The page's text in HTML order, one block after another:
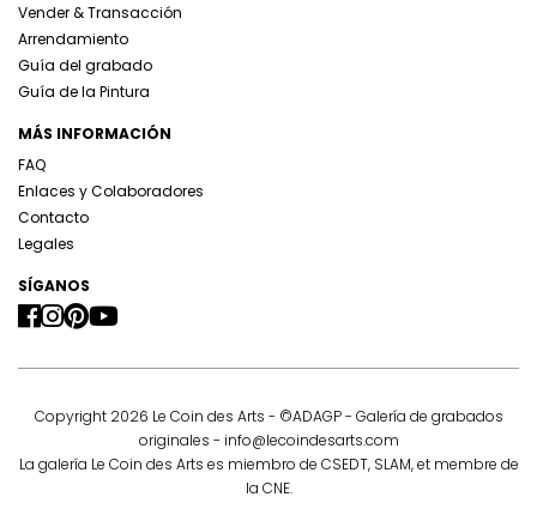
Vender & Transacción
Arrendamiento
Guía del grabado
Guía de la Pintura
MÁS INFORMACIÓN
FAQ
Enlaces y Colaboradores
Contacto
Legales
SÍGANOS
Copyright 2026 Le Coin des Arts - ©ADAGP - Galería de grabados
originales - info@lecoindesarts.com
La galería Le Coin des Arts es miembro de CSEDT, SLAM, et membre de
la CNE.